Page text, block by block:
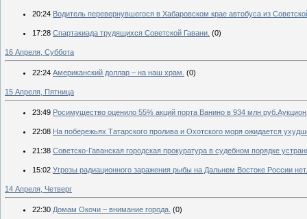
20:24 Водитель перевернувшегося в Хабаровском крае автобуса из
17:28 Спартакиада трудящихся Советской Гавани. (0)
16 Апреля, Суббота
22:24 Американский доллар – на наш храм. (0)
15 Апреля, Пятница
23:49 Росимущество оценило 55% акций порта Ванино в 934 млн
22:08 На побережьях Татарского пролива и Охотского моря ожидается
21:38 Советско-Гаванская городская прокуратура в судебном порядке
15:02 Угрозы радиационного заражения рыбы на Дальнем Востоке России нет.
14 Апреля, Четверг
22:30 Домам Окочи – внимание города. (0)